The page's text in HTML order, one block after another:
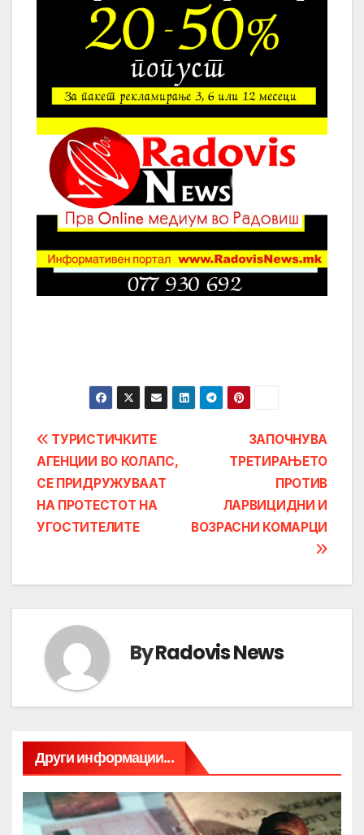
Post
navigation
ЗАПОЧНУВА
ТРЕТИРАЊЕТО
ПРОТИВ
ЛАРВИЦИДНИ И
ВОЗРАСНИ КОМАРЦИ
ТУРИСТИЧКИТЕ
АГЕНЦИИ ВО КОЛАПС,
СЕ ПРИДРУЖУВААТ
НА ПРОТЕСТОТ НА
УГОСТИТЕЛИТЕ
ByRadovis News
Други информации...